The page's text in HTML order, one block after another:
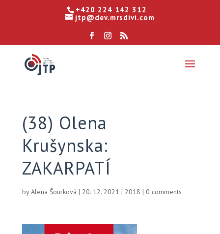
+420 224 142 312
jtp@dev.mrsdivi.com
(38) Olena
Krušynska:
ZAKARPATÍ
byAlena Šourková | 20. 12. 2021 | 2018 | 0 comments